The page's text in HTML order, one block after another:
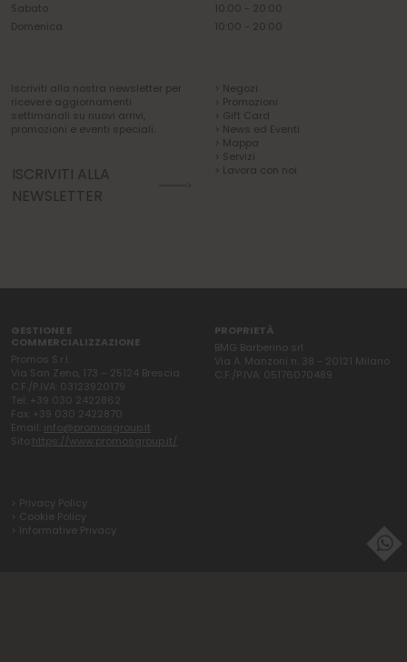
Sabato
10:00 - 20:00
Domenica
10:00 - 20:00
Iscriviti alla nostra newsletter per
ricevere aggiornamenti
settimanali su nuovi arrivi,
promozioni e eventi speciali.
ISCRIVITI ALLA
NEWSLETTER
> Negozi
> Promozioni
> Gift Card
> News ed Eventi
> Mappa
> Servizi
> Lavora con noi
GESTIONE E
COMMERCIALIZZAZIONE
Promos S.r.l.
Via San Zeno, 173 – 25124 Brescia
C.F./P.IVA: 03123920179
Tel: +39 030 2422862
Fax: +39 030 2422870
Email: info@promosgroup.it
Sito:https://www.promosgroup.it/
PROPRIETÀ
BMG Barberino srl
Via A. Manzoni n. 38 - 20121 Milano
C.F./P.IVA: 05176070489
> Privacy Policy
> Cookie Policy
> Informative Privacy